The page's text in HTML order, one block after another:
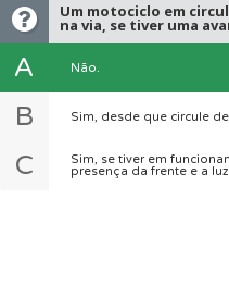
Um motociclo em
na via, se tiver uma
A Não.
B Sim, desde que circule
C
Sim, se tiver em
presença da frente e a